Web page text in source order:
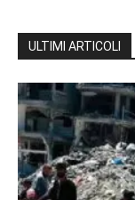
ULTIMI ARTICOLI